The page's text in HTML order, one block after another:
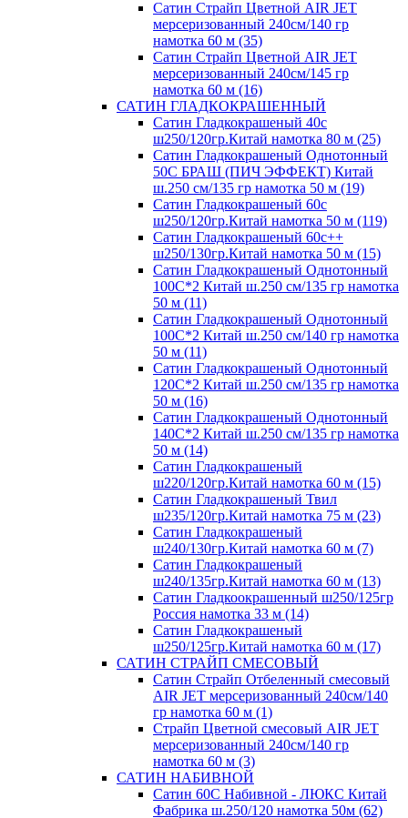
Сатин Страйп Цветной AIR JET
мерсеризованный 240см/140 гр
намотка 60 м (35)
Сатин Страйп Цветной AIR JET
мерсеризованный 240см/145 гр
намотка 60 м (16)
САТИН ГЛАДКОКРАШЕННЫЙ
Сатин Гладкокрашеный 40с
ш250/120гр.Китай намотка 80 м (25)
Сатин Гладкокрашеный Однотонный
50С БРАШ (ПИЧ ЭФФЕКТ) Китай
ш.250 см/135 гр намотка 50 м (19)
Сатин Гладкокрашеный 60с
ш250/120гр.Китай намотка 50 м (119)
Сатин Гладкокрашеный 60с++
ш250/130гр.Китай намотка 50 м (15)
Сатин Гладкокрашеный Однотонный
100С*2 Китай ш.250 см/135 гр намотка
50 м (11)
Сатин Гладкокрашеный Однотонный
100С*2 Китай ш.250 см/140 гр намотка
50 м (11)
Сатин Гладкокрашеный Однотонный
120С*2 Китай ш.250 см/135 гр намотка
50 м (16)
Сатин Гладкокрашеный Однотонный
140С*2 Китай ш.250 см/135 гр намотка
50 м (14)
Сатин Гладкокрашеный
ш220/120гр.Китай намотка 60 м (15)
Сатин Гладкокрашеный Твил
ш235/120гр.Китай намотка 75 м (23)
Сатин Гладкокрашеный
ш240/130гр.Китай намотка 60 м (7)
Сатин Гладкокрашеный
ш240/135гр.Китай намотка 60 м (13)
Сатин Гладкоокрашенный ш250/125гр
Россия намотка 33 м (14)
Сатин Гладкокрашеный
ш250/125гр.Китай намотка 60 м (17)
САТИН СТРАЙП СМЕСОВЫЙ
Сатин Страйп Отбеленный смесовый
AIR JET мерсеризованный 240см/140
гр намотка 60 м (1)
Страйп Цветной смесовый AIR JET
мерсеризованный 240см/140 гр
намотка 60 м (3)
САТИН НАБИВНОЙ
Сатин 60С Набивной - ЛЮКС Китай
Фабрика ш.250/120 намотка 50м (62)